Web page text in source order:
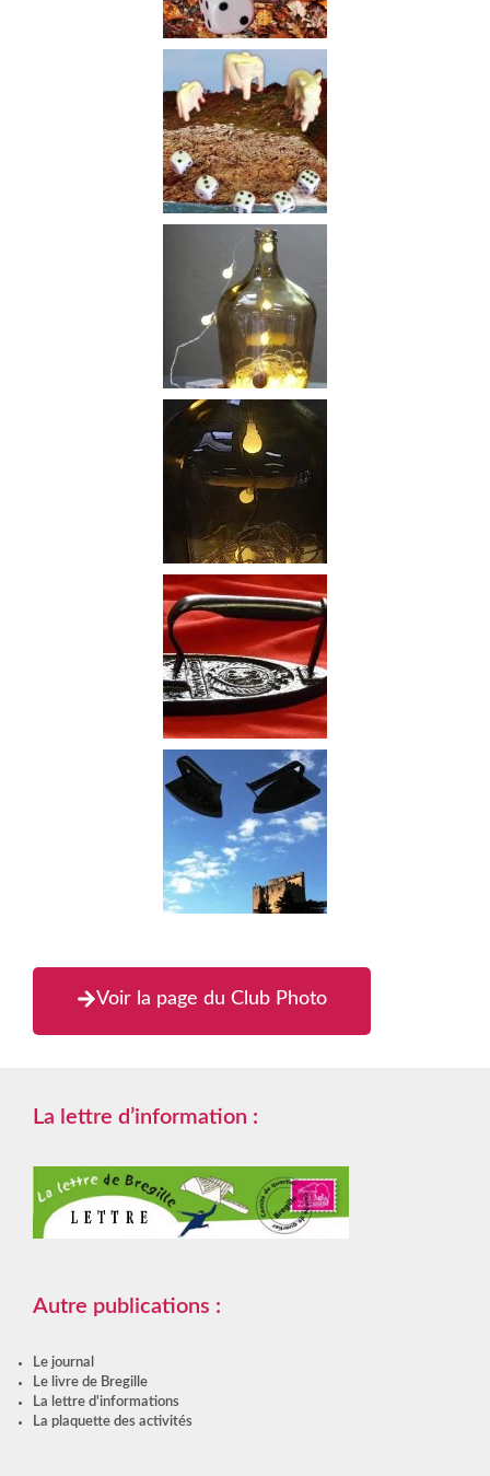
Voir la page du Club Photo
La lettre d’information :
Autre publications :
Le journal
Le livre de Bregille
La lettre d'informations
La plaquette des activités